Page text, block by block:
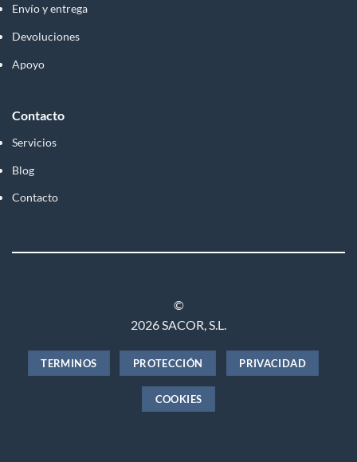
Envío y entrega
Devoluciones
Apoyo
Contacto
Servicios
Blog
Contacto
©
2026 SACOR, S.L.
TERMINOS PROTECCIÓN PRIVACIDAD
COOKIES